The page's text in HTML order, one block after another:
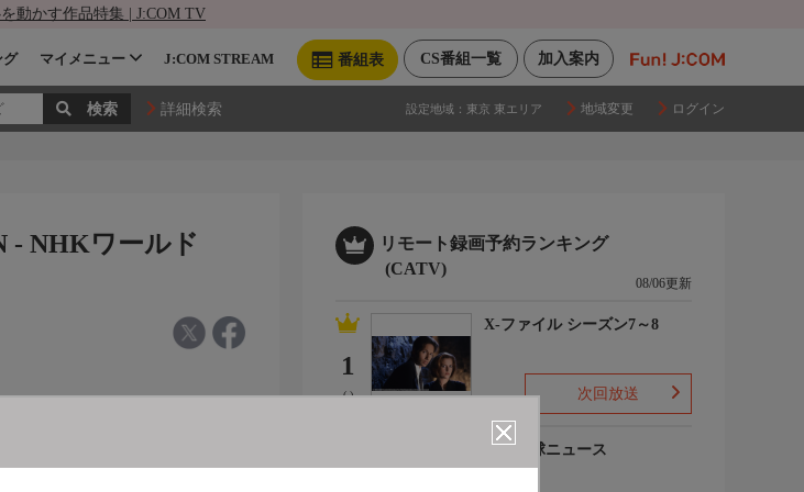
動かす作品特集 | J:COM TV
加入案内
CS番組一覧
番組表
グ マイメニュー J:COM STREAM
詳細検索 設定地域： 東京 東エリア 地域変更 ログイン
- NHKワールド
リモート録画予約ランキング
(CATV)
08/06更新
1
(-)
X-ファイル シーズン7～8
次回放送
プロ野球ニュース